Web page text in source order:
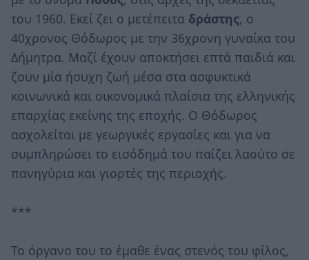
του 1960. Εκεί ζει ο μετέπειτα δράστης, ο
40χρονος Θόδωρος με την 36χρονη γυναίκα του
Δήμητρα. Μαζί έχουν αποκτήσει επτά παιδιά και
ζουν μία ήσυχη ζωή μέσα στα ασφυκτικά
κοινωνικά και οικονομικά πλαίσια της ελληνικής
επαρχίας εκείνης της εποχής. Ο Θόδωρος
ασχολείται με γεωργικές εργασίες και για να
συμπληρώσει το εισόδημά του παίζει λαούτο σε
πανηγύρια και γιορτές της περιοχής.
***
Το όργανο του το έμαθε ένας στενός του φίλος,